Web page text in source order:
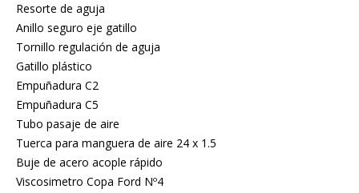
Resorte de aguja
Anillo seguro eje gatillo
Tornillo regulación de aguja
Gatillo plástico
Empuñadura C2
Empuñadura C5
Tubo pasaje de aire
Tuerca para manguera de aire 24 x 1.5
Buje de acero acople rápido
Viscosimetro Copa Ford Nº4